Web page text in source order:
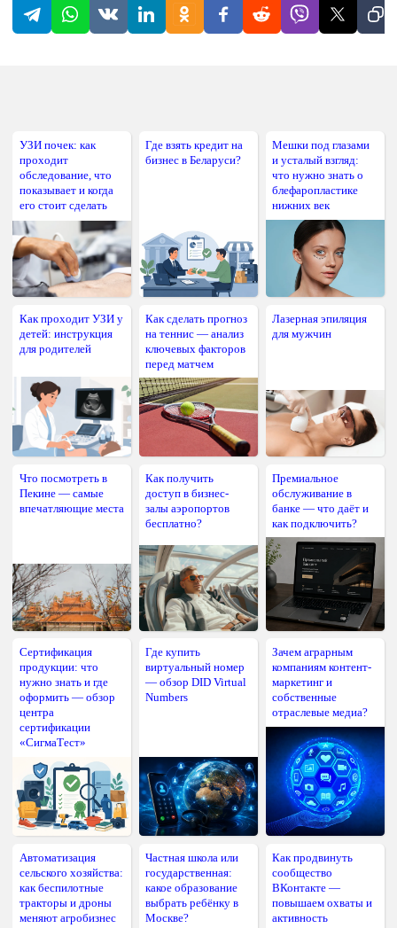
УЗИ почек: как
проходит
обследование, что
показывает и когда
его стоит сделать
Где взять кредит на
бизнес в Беларуси?
Мешки под глазами
и усталый взгляд:
что нужно знать о
блефаропластике
нижних век
Как проходит УЗИ у
детей: инструкция
для родителей
Как сделать прогноз
на теннис — анализ
ключевых факторов
перед матчем
Лазерная эпиляция
для мужчин
Что посмотреть в
Пекине — самые
впечатляющие места
Как получить
доступ в бизнес-
залы аэропортов
бесплатно?
Премиальное
обслуживание в
банке — что даёт и
как подключить?
Сертификация
продукции: что
нужно знать и где
оформить — обзор
центра
сертификации
«СигмаТест»
Где купить
виртуальный номер
— обзор DID Virtual
Numbers
Зачем аграрным
компаниям контент-
маркетинг и
собственные
отраслевые медиа?
Автоматизация
сельского хозяйства:
как беспилотные
тракторы и дроны
меняют агробизнес
Частная школа или
государственная:
какое образование
выбрать ребёнку в
Москве?
Как продвинуть
сообщество
ВКонтакте —
повышаем охваты и
активность